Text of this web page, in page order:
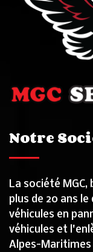
Notre
La société MGC,
plus de 20 ans
véhicules en
véhicules et
Alpes-